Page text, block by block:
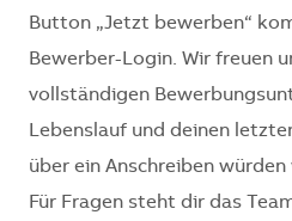
Button „Jetzt bewerben“
Bewerber-Login. Wir freuen
vollständigen
Lebenslauf und deinen
über ein Anschreiben würden
Für Fragen steht dir das